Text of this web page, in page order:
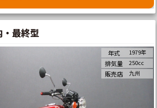
最終型
年式 1979年
排気量 250cc
販売店 九州